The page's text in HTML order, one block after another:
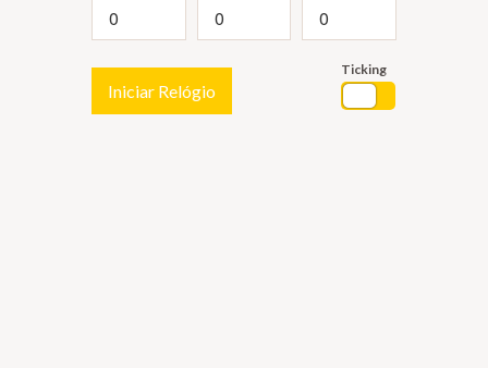
Iniciar Relógio
Ticking